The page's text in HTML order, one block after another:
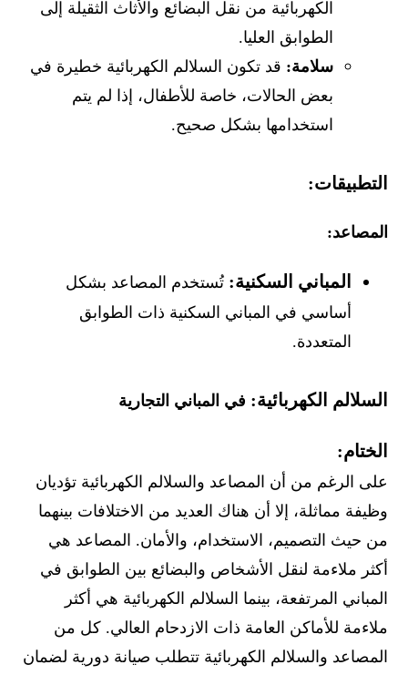
الكهربائية من نقل البضائع والأثاث الثقيلة إلى
الطوابق العليا.
سلامة: قد تكون السلالم الكهربائية خطيرة في
بعض الحالات، خاصة للأطفال، إذا لم يتم
استخدامها بشكل صحيح.
التطبيقات:
المصاعد:
المباني السكنية: تُستخدم المصاعد بشكل
أساسي في المباني السكنية ذات الطوابق
المتعددة.
السلالم الكهربائية: في المباني التجارية
الختام:
على الرغم من أن المصاعد والسلالم الكهربائية تؤديان
وظيفة مماثلة، إلا أن هناك العديد من الاختلافات بينهما
من حيث التصميم، الاستخدام، والأمان. المصاعد هي
أكثر ملاءمة لنقل الأشخاص والبضائع بين الطوابق في
المباني المرتفعة، بينما السلالم الكهربائية هي أكثر
ملاءمة للأماكن العامة ذات الازدحام العالي. كل من
المصاعد والسلالم الكهربائية تتطلب صيانة دورية لضمان